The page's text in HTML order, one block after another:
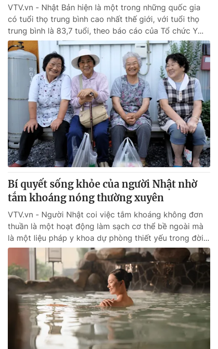
Hậu trường
Nhân vật
Khán giả
Giải sao mai
Giải trí
Điện ảnh
Âm nhạc
Đời sống
Du lịch
Làm đẹp
Chất lượng cuộc sống
Giáo dục
Tuyển sinh
Học trực tuyến
Công nghệ
Hitech Công nghệ tương lai
Sản phẩm
Thị trường
Tư vấn
Giao lưu trực tuyến
Lịch phát sóng
Chuyên mục khác
Emagazine Podcast
Photo Infographic
Shorts video
VTV Money VTV Thể thao
VTV Sức khoẻ Bất động sản
Thị trường 24h Tấm lòng Việt
VTV.vn - Nhật Bản hiện là một trong những quốc gia
có tuổi thọ trung bình cao nhất thế giới, với tuổi thọ
trung bình là 83,7 tuổi, theo báo cáo của Tổ chức Y...
Bí quyết sống khỏe của người Nhật nhờ
tắm khoáng nóng thường xuyên
VTV.vn - Người Nhật coi việc tắm khoáng không đơn
thuần là một hoạt động làm sạch cơ thể bề ngoài mà
là một liệu pháp y khoa dự phòng thiết yếu trong đời...